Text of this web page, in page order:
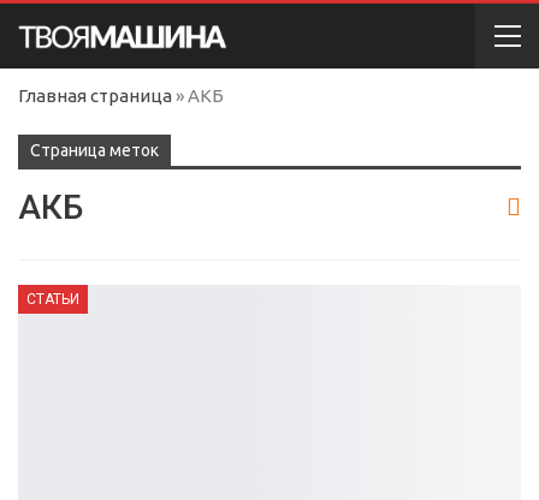
Главная страница »АКБ
Cтраница меток
АКБ
СТАТЬИ